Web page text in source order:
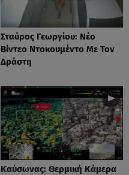
Σταύρος Γεωργίου: Νέο
Βίντεο Ντοκουμέντο Με Τον
Δράστη
Καύσωνας: Θερμική Κάμερα